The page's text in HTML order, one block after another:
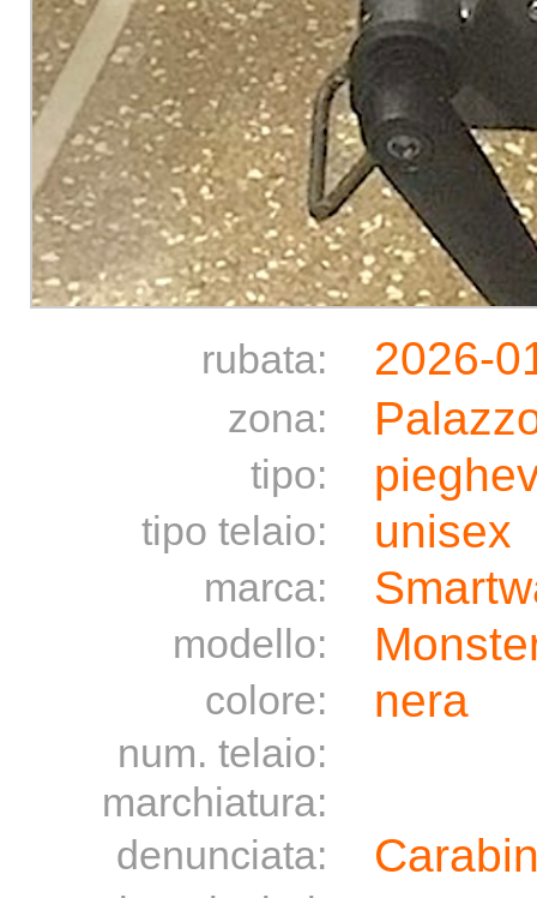
rubata: 2026-
zona:
tipo:
tipo telaio: unisex
marca:
modello:
colore: nera
num. telaio:
marchiatura:
denunciata: